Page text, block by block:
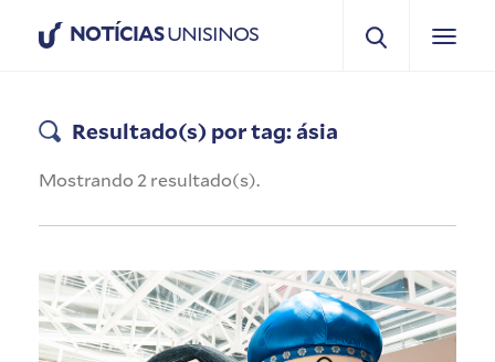
NOTÍCIASUNISINOS
Resultado(s) por tag: ásia
Mostrando 2 resultado(s).